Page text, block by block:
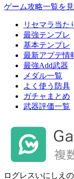
ゲーム攻略一覧を
リセマラ当た
最強テンプレ
基本テンプレ
最新アプデ情
最強Add武器
メダル一覧
よく使う防具
ガチャまとめ
武器評価一覧
ログレスいにしえ